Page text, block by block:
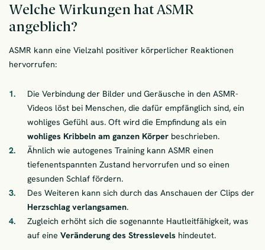
Welche Wirkungen hat ASMR
angeblich?
ASMR kann eine Vielzahl positiver körperlicher Reaktionen
hervorrufen:
Die Verbindung der Bilder und Geräusche in den ASMR-
Videos löst bei Menschen, die dafür empfänglich sind, ein
wohliges Gefühl aus. Oft wird die Empfindung als ein
wohliges Kribbeln am ganzen Körper beschrieben.
Ähnlich wie autogenes Training kann ASMR einen
tiefenentspannten Zustand hervorrufen und so einen
gesunden Schlaf fördern.
Des Weiteren kann sich durch das Anschauen der Clips der
Herzschlag verlangsamen.
Zugleich erhöht sich die sogenannte Hautleitfähigkeit, was
auf eineVeränderung des Stresslevels hindeutet.